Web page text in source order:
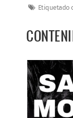
Etiquetado